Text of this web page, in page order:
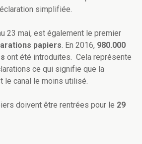
simplifiée.
23 mai, est également le premier
papiers. En 2016, 980.000
ont été introduites. Cela représente
ce qui signifie que la
le canal le moins utilisé.
doivent être rentrées pour le 29